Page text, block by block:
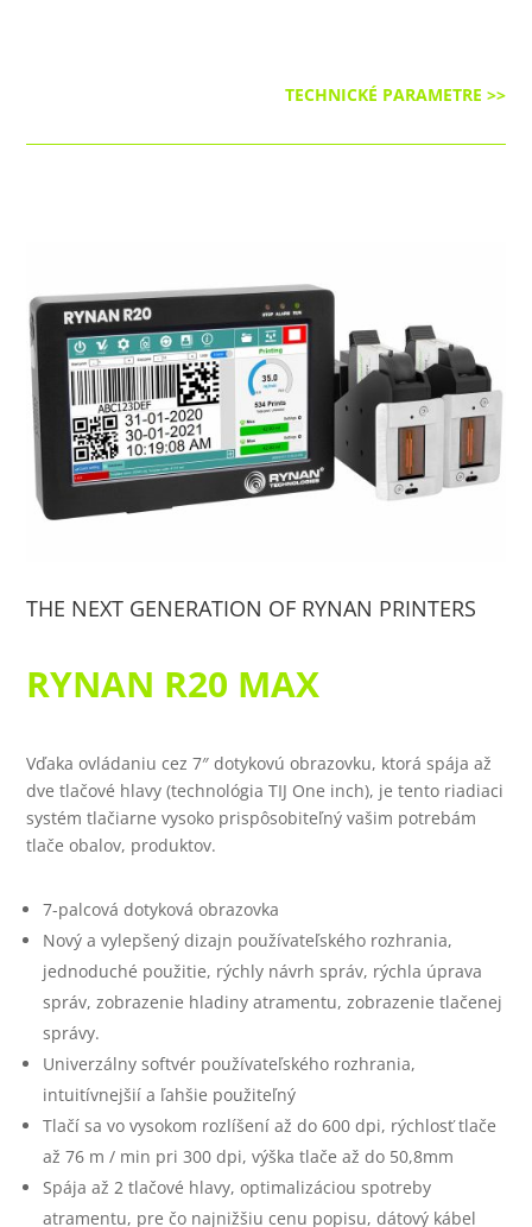
TECHNICKÉ PARAMETRE >>
THE NEXT GENERATION OF RYNAN PRINTERS
RYNAN R20 MAX
Vďaka ovládaniu cez 7″ dotykovú obrazovku, ktorá spája až
dve tlačové hlavy (technológia TIJ One inch), je tento riadiaci
systém tlačiarne vysoko prispôsobiteľný vašim potrebám
tlače obalov, produktov.
7-palcová dotyková obrazovka
Nový a vylepšený dizajn používateľského rozhrania,
jednoduché použitie, rýchly návrh správ, rýchla úprava
správ, zobrazenie hladiny atramentu, zobrazenie tlačenej
správy.
Univerzálny softvér používateľského rozhrania,
intuitívnejšií a ľahšie použiteľný
Tlačí sa vo vysokom rozlíšení až do 600 dpi, rýchlosť tlače
až 76 m / min pri 300 dpi, výška tlače až do 50,8mm
Spája až 2 tlačové hlavy, optimalizáciou spotreby
atramentu, pre čo najnižšiu cenu popisu, dátový kábel